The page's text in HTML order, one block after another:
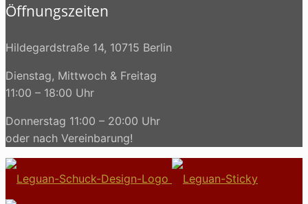
Öffnungszeiten
Hildegardstraße 14, 10715 Berlin
Dienstag, Mittwoch & Freitag
11:00 – 18:00 Uhr
Donnerstag 11:00 – 20:00 Uhr
oder nach Vereinbarung!